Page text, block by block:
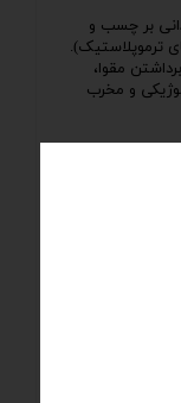
بر چسب و
ترموپلاستیک).
مقوا،
و مخرب
روی کاغذ و
سطحی و